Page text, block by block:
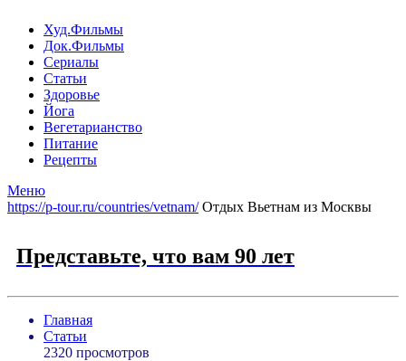
Худ.Фильмы
Док.Фильмы
Сериалы
Статьи
Здоровье
Йога
Вегетарианство
Питание
Рецепты
Меню
https://p-tour.ru/countries/vetnam/Отдых Вьетнам из Москвы
Представьте, что вам 90 лет
Главная
Статьи
2320 просмотров